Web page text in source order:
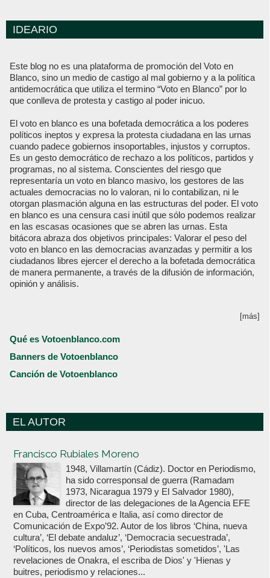
IDEARIO
Este blog no es una plataforma de promoción del Voto en
Blanco, sino un medio de castigo al mal gobierno y a la política
antidemocrática que utiliza el termino “Voto en Blanco” por lo
que conlleva de protesta y castigo al poder inicuo.
El voto en blanco es una bofetada democrática a los poderes
políticos ineptos y expresa la protesta ciudadana en las urnas
cuando padece gobiernos insoportables, injustos y corruptos.
Es un gesto democrático de rechazo a los políticos, partidos y
programas, no al sistema. Conscientes del riesgo que
representaría un voto en blanco masivo, los gestores de las
actuales democracias no lo valoran, ni lo contabilizan, ni le
otorgan plasmación alguna en las estructuras del poder. El voto
en blanco es una censura casi inútil que sólo podemos realizar
en las escasas ocasiones que se abren las urnas. Esta
bitácora abraza dos objetivos principales: Valorar el peso del
voto en blanco en las democracias avanzadas y permitir a los
ciudadanos libres ejercer el derecho a la bofetada democrática
de manera permanente, a través de la difusión de información,
opinión y análisis.
[más]
Qué es Votoenblanco.com
Banners de Votoenblanco
Canción de Votoenblanco
EL AUTOR
Francisco Rubiales Moreno
1948, Villamartín (Cádiz). Doctor en Periodismo,
ha sido corresponsal de guerra (Ramadam
1973, Nicaragua 1979 y El Salvador 1980),
director de las delegaciones de la Agencia EFE
en Cuba, Centroamérica e Italia, así como director de
Comunicación de Expo’92. Autor de los libros ‘China, nueva
cultura’, ‘El debate andaluz’, ‘Democracia secuestrada’,
‘Políticos, los nuevos amos’, ‘Periodistas sometidos’, 'Las
revelaciones de Onakra, el escriba de Dios' y 'Hienas y
buitres, periodismo y relaciones...